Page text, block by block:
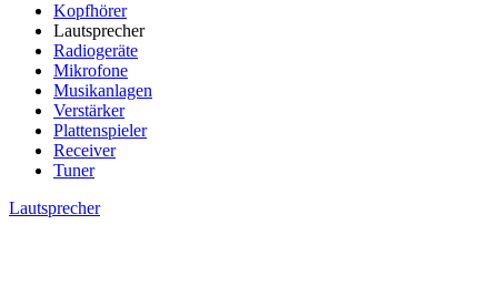
Kopfhörer
Lautsprecher
Radiogeräte
Mikrofone
Musikanlagen
Verstärker
Plattenspieler
Receiver
Tuner
Lautsprecher